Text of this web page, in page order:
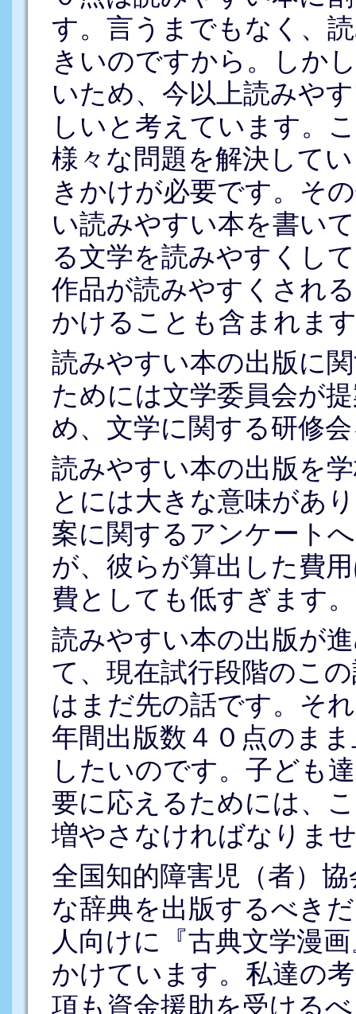
す。言うまでもなく、
きいのですから。しか
いため、今以上読みや
しいと考えています。
様々な問題を解決して
きかけが必要です。そ
い読みやすい本を書い
る文学を読みやすくし
作品が読みやすくされ
かけることも含まれま
読みやすい本の出版に
ためには文学委員会が
め、文学に関する研修
読みやすい本の出版を
とには大きな意味があ
案に関するアンケート
が、彼らが算出した費
費としても低すぎます。
読みやすい本の出版が
て、現在試行段階のこ
はまだ先の話です。そ
年間出版数４０点のま
したいのです。子ども
要に応えるためには、
増やさなければなりま
全国知的障害児（者）
な辞典を出版するべき
人向けに『古典文学漫
かけています。私達の
項も資金援助を受ける